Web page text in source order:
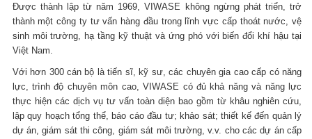
Được thành lập từ năm 1969, VIWASE không ngừng phát triển, trở
thành một công ty tư vấn hàng đầu trong lĩnh vực cấp thoát nước, vệ
sinh môi trường, hạ tầng kỹ thuật và ứng phó với biến đổi khí hậu tại
Việt Nam.
Với hơn 300 cán bộ là tiến sĩ, kỹ sư, các chuyên gia cao cấp có năng
lực, trình độ chuyên môn cao, VIWASE có đủ khả năng và năng lực
thực hiện các dịch vụ tư vấn toàn diện bao gồm từ khâu nghiên cứu,
lập quy hoạch tổng thể, báo cáo đầu tư; khảo sát; thiết kế đến quản lý
dự án, giám sát thi công, giám sát môi trường, v.v. cho các dự án cấp